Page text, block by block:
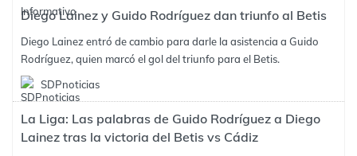
Diego Lainez y Guido Rodríguez dan triunfo al Betis
Diego Lainez entró de cambio para darle la asistencia a Guido
Rodríguez, quien marcó el gol del triunfo para el Betis.
SDPnoticias
La Liga: Las palabras de Guido Rodríguez a Diego
Lainez tras la victoria del Betis vs Cádiz